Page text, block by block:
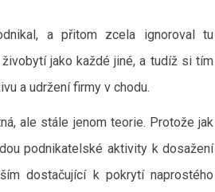
a přitom zcela ignoroval tu
jako každé jiné, a tudíž si tím
a udržení firmy v chodu.
ale stále jenom teorie. Protože jak
podnikatelské aktivity k dosažení
dostačující k pokrytí naprostého